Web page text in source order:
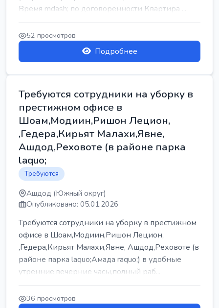
Время mdash; по договоренности Квартира ...
52 просмотров
Подробнее
Требуются сотрудники на уборку в
престижном офисе в
Шоам,Модиин,Ришон Лецион,
,Гедера,Кирьят Малахи,Явне,
Ашдод,Реховоте (в районе парка
laquo;
Требуются
Ашдод (Южный округ)
Опубликовано: 05.01.2026
Требуются сотрудники на уборку в престижном
офисе в Шоам,Модиин,Ришон Лецион,
,Гедера,Кирьят Малахи,Явне, Ашдод,Реховоте (в
районе парка laquo;Амада raquo;) в удобные
утренние,вечерние часы,полный раб...
36 просмотров